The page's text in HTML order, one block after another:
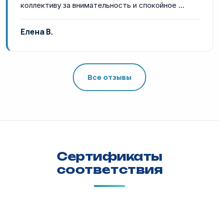
коллективу за внимательность и спокойное …
Елена В.
Все отзывы
Сертификаты
соответствия